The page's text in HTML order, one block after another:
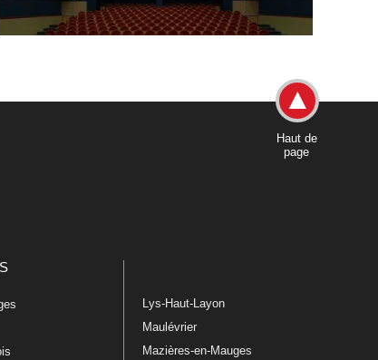
Haut de
page
Lys-Haut-Layon
Maulévrier
Mazières-en-Mauges